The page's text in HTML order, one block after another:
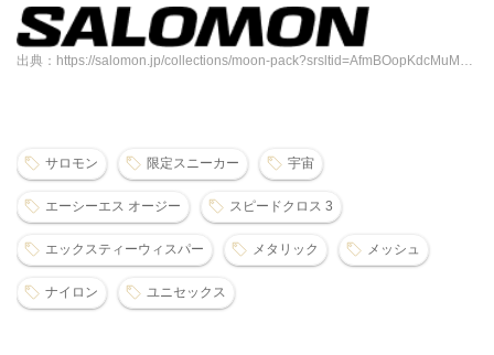
出典：https://salomon.jp/collections/moon-pack?srsltid=AfmBOopKdcMuM8S1NKPYsY8cDSwOnrQeLYLZtxEDxa1C5-P0wrYtBSQN
サロモン 限定スニーカー 宇宙
エーシーエス オージー スピードクロス 3
エックスティーウィスパー メタリック メッシュ
ナイロン ユニセックス